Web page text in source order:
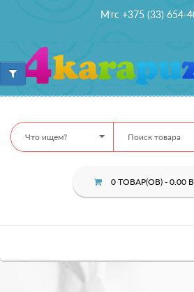
Мтс +375 (33) 654-
Что ищем?
0 ТОВАР(ОВ) - 0.00